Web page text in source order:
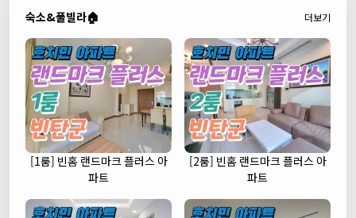
숙소&풀빌라🏠 더보기
[1룸] 빈홈 랜드마크 플러스 아
파트
[2룸] 빈홈 랜드마크 플러스 아
파트